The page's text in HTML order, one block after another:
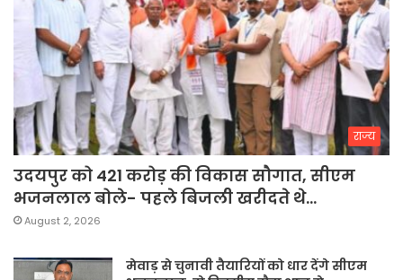
राज्य
उदयपुर को 421 करोड़ की विकास सौगात, सीएम
भजनलाल बोले- पहले बिजली खरीदते थे…
August 2, 2026
मेवाड़ से चुनावी तैयारियों को धार देंगे सीएम